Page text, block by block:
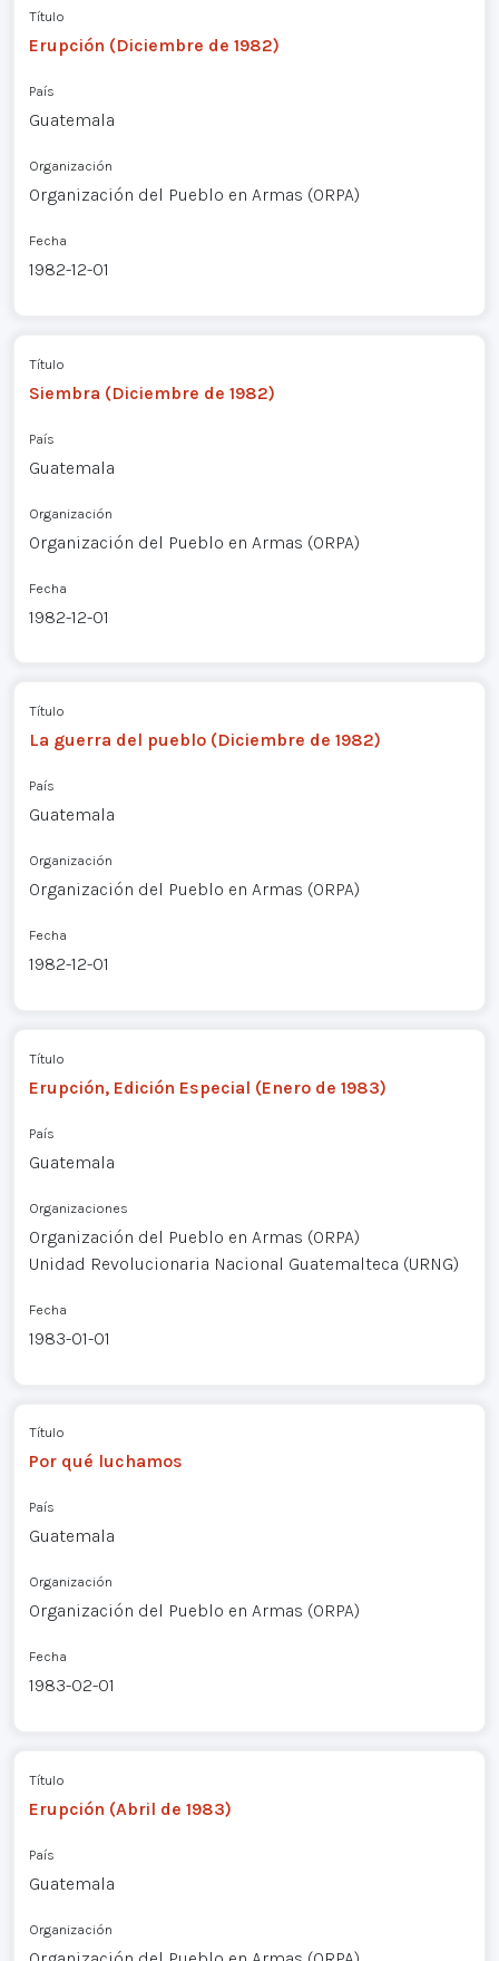
Título
Erupción (Diciembre de 1982)
País
Guatemala
Organización
Organización del Pueblo en Armas (ORPA)
Fecha
1982-12-01
Título
Siembra (Diciembre de 1982)
País
Guatemala
Organización
Organización del Pueblo en Armas (ORPA)
Fecha
1982-12-01
Título
La guerra del pueblo (Diciembre de 1982)
País
Guatemala
Organización
Organización del Pueblo en Armas (ORPA)
Fecha
1982-12-01
Título
Erupción, Edición Especial (Enero de 1983)
País
Guatemala
Organizaciones
Organización del Pueblo en Armas (ORPA)
Unidad Revolucionaria Nacional Guatemalteca (URNG)
Fecha
1983-01-01
Título
Por qué luchamos
País
Guatemala
Organización
Organización del Pueblo en Armas (ORPA)
Fecha
1983-02-01
Título
Erupción (Abril de 1983)
País
Guatemala
Organización